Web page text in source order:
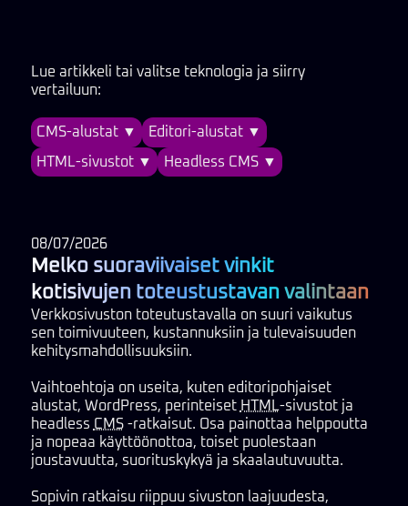
Lue artikkeli tai valitse teknologia ja siirry
vertailuun:
CMS-alustat ▼ Editori-alustat ▼
HTML-sivustot ▼ Headless CMS ▼
08/07/2026
Melko suoraviivaiset vinkit
kotisivujen toteustustavan valintaan
Verkkosivuston toteutustavalla on suuri vaikutus
sen toimivuuteen, kustannuksiin ja tulevaisuuden
kehitysmahdollisuuksiin.
Vaihtoehtoja on useita, kuten editoripohjaiset
alustat, WordPress, perinteiset HTML-sivustot ja
headless CMS-ratkaisut. Osa painottaa helppoutta
ja nopeaa käyttöönottoa, toiset puolestaan
joustavuutta, suorituskykyä ja skaalautuvuutta.
Sopivin ratkaisu riippuu sivuston laajuudesta,